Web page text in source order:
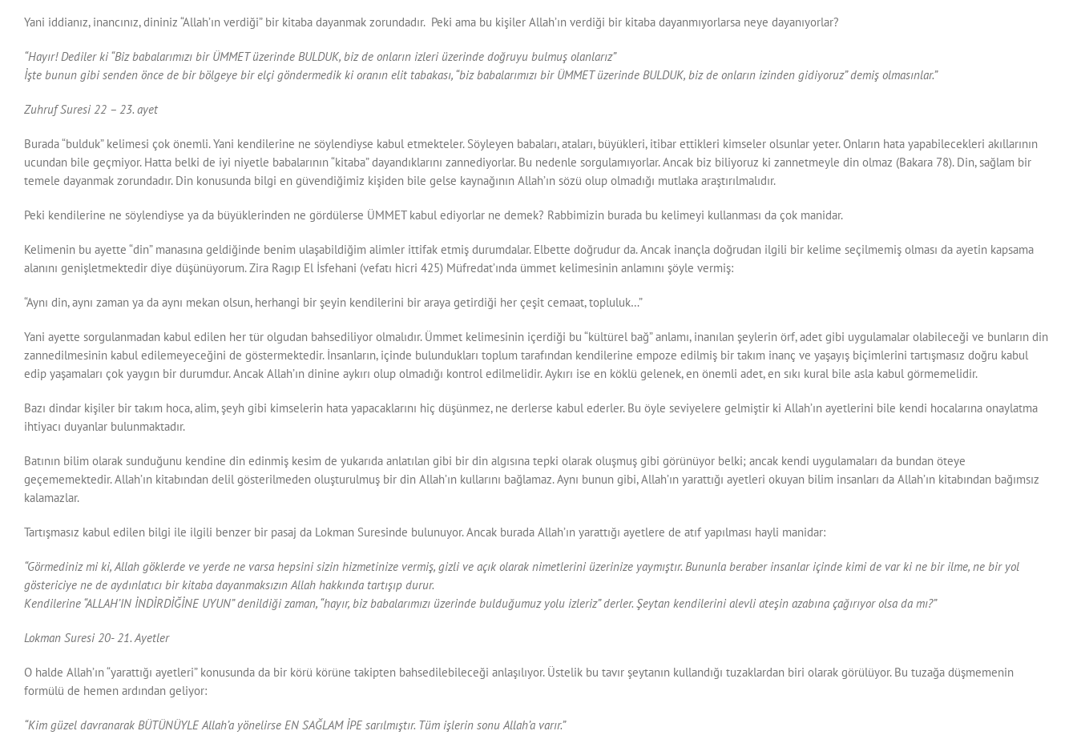
Yani iddianız, inancınız, dininiz “Allah’ın verdiği” bir kitaba dayanmak zorundadır. Peki ama bu kişiler Allah’ın verdiği bir kitaba dayanmıyorlarsa neye dayanıyorlar?
“Hayır! Dediler ki “Biz babalarımızı bir ÜMMET üzerinde BULDUK, biz de onların izleri üzerinde doğruyu bulmuş olanlarız”
İşte bunun gibi senden önce de bir bölgeye bir elçi göndermedik ki oranın elit tabakası, “biz babalarımızı bir ÜMMET üzerinde BULDUK, biz de onların izinden gidiyoruz” demiş olmasınlar.”
Zuhruf Suresi 22 – 23. ayet
Burada “bulduk” kelimesi çok önemli. Yani kendilerine ne söylendiyse kabul etmekteler. Söyleyen babaları, ataları, büyükleri, itibar ettikleri kimseler olsunlar yeter. Onların hata yapabilecekleri akıllarının
ucundan bile geçmiyor. Hatta belki de iyi niyetle babalarının “kitaba” dayandıklarını zannediyorlar. Bu nedenle sorgulamıyorlar. Ancak biz biliyoruz ki zannetmeyle din olmaz (Bakara 78). Din, sağlam bir
temele dayanmak zorundadır. Din konusunda bilgi en güvendiğimiz kişiden bile gelse kaynağının Allah’ın sözü olup olmadığı mutlaka araştırılmalıdır.
Peki kendilerine ne söylendiyse ya da büyüklerinden ne gördülerse ÜMMET kabul ediyorlar ne demek? Rabbimizin burada bu kelimeyi kullanması da çok manidar.
Kelimenin bu ayette “din” manasına geldiğinde benim ulaşabildiğim alimler ittifak etmiş durumdalar. Elbette doğrudur da. Ancak inançla doğrudan ilgili bir kelime seçilmemiş olması da ayetin kapsama
alanını genişletmektedir diye düşünüyorum. Zira Ragıp El İsfehani (vefatı hicri 425) Müfredat’ında ümmet kelimesinin anlamını şöyle vermiş:
“Aynı din, aynı zaman ya da aynı mekan olsun, herhangi bir şeyin kendilerini bir araya getirdiği her çeşit cemaat, topluluk…”
Yani ayette sorgulanmadan kabul edilen her tür olgudan bahsediliyor olmalıdır. Ümmet kelimesinin içerdiği bu “kültürel bağ” anlamı, inanılan şeylerin örf, adet gibi uygulamalar olabileceği ve bunların din
zannedilmesinin kabul edilemeyeceğini de göstermektedir. İnsanların, içinde bulundukları toplum tarafından kendilerine empoze edilmiş bir takım inanç ve yaşayış biçimlerini tartışmasız doğru kabul
edip yaşamaları çok yaygın bir durumdur. Ancak Allah’ın dinine aykırı olup olmadığı kontrol edilmelidir. Aykırı ise en köklü gelenek, en önemli adet, en sıkı kural bile asla kabul görmemelidir.
Bazı dindar kişiler bir takım hoca, alim, şeyh gibi kimselerin hata yapacaklarını hiç düşünmez, ne derlerse kabul ederler. Bu öyle seviyelere gelmiştir ki Allah’ın ayetlerini bile kendi hocalarına onaylatma
ihtiyacı duyanlar bulunmaktadır.
Batının bilim olarak sunduğunu kendine din edinmiş kesim de yukarıda anlatılan gibi bir din algısına tepki olarak oluşmuş gibi görünüyor belki; ancak kendi uygulamaları da bundan öteye
geçememektedir. Allah’ın kitabından delil gösterilmeden oluşturulmuş bir din Allah’ın kullarını bağlamaz. Aynı bunun gibi, Allah’ın yarattığı ayetleri okuyan bilim insanları da Allah’ın kitabından bağımsız
kalamazlar.
Tartışmasız kabul edilen bilgi ile ilgili benzer bir pasaj da Lokman Suresinde bulunuyor. Ancak burada Allah’ın yarattığı ayetlere de atıf yapılması hayli manidar:
“Görmediniz mi ki, Allah göklerde ve yerde ne varsa hepsini sizin hizmetinize vermiş, gizli ve açık olarak nimetlerini üzerinize yaymıştır. Bununla beraber insanlar içinde kimi de var ki ne bir ilme, ne bir yol
göstericiye ne de aydınlatıcı bir kitaba dayanmaksızın Allah hakkında tartışıp durur.
Kendilerine “ALLAH’IN İNDİRDİĞİNE UYUN” denildiği zaman, “hayır, biz babalarımızı üzerinde bulduğumuz yolu izleriz” derler. Şeytan kendilerini alevli ateşin azabına çağırıyor olsa da mı?”
Lokman Suresi 20- 21. Ayetler
O halde Allah’ın “yarattığı ayetleri” konusunda da bir körü körüne takipten bahsedilebileceği anlaşılıyor. Üstelik bu tavır şeytanın kullandığı tuzaklardan biri olarak görülüyor. Bu tuzağa düşmemenin
formülü de hemen ardından geliyor:
“Kim güzel davranarak BÜTÜNÜYLE Allah’a yönelirse EN SAĞLAM İPE sarılmıştır. Tüm işlerin sonu Allah’a varır.”